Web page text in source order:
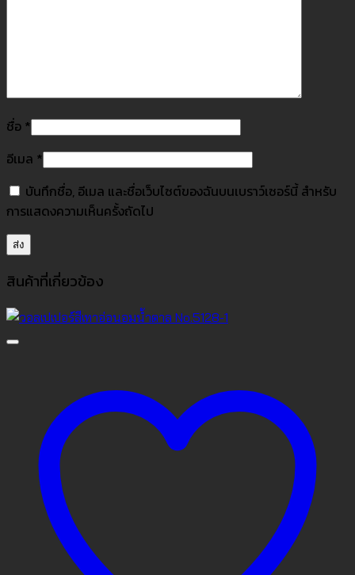
ชื่อ *
อีเมล *
บันทึกชื่อ, อีเมล และชื่อเว็บไซต์ของฉันบนเบราว์เซอร์นี้ สำหรับ
การแสดงความเห็นครั้งถัดไป
สินค้าที่เกี่ยวข้อง